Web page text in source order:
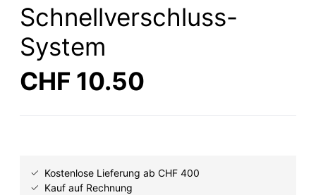
Schnellverschluss-
System
CHF 10.50
Kostenlose Lieferung ab CHF 400
Kauf auf Rechnung